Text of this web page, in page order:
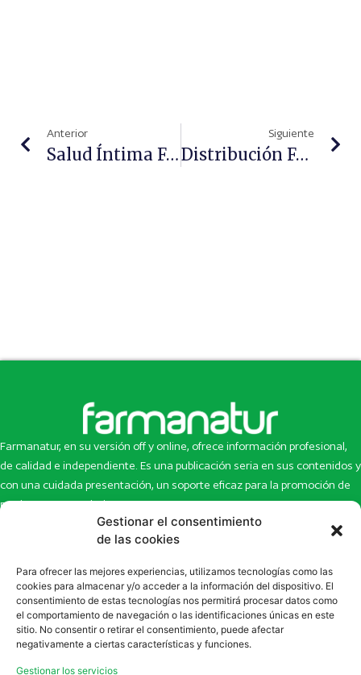
Gestionar el consentimiento
de las cookies
Para ofrecer las mejores experiencias, utilizamos tecnologías como las
cookies para almacenar y/o acceder a la información del dispositivo. El
consentimiento de estas tecnologías nos permitirá procesar datos como
el comportamiento de navegación o las identificaciones únicas en este
sitio. No consentir o retirar el consentimiento, puede afectar
negativamente a ciertas características y funciones.
Gestionar los servicios
Anterior
Salud Íntima Femenina: Más Allá De La Higiene
Siguiente
Distribución Farmacéutica: Acceso, Seguridad E Innovación
Farmanatur, en su versión off y online, ofrece información profesional,
de calidad e independiente. Es una publicación seria en sus contenidos y
con una cuidada presentación, un soporte eficaz para la promoción de
productos y novedades.
Inicio
Newsletter
Eco Multimedia
Contacto
Artículos
Escaparate
Enlaces de interés
SUSCRÍBETE A NUESTRO NEWSLETTER